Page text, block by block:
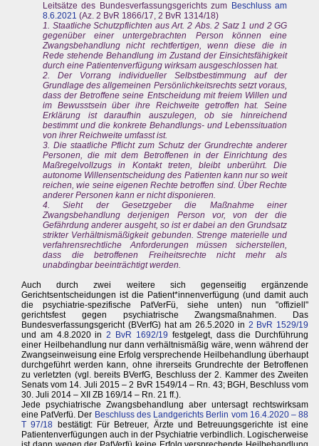
Leitsätze des Bundesverfassungsgerichts zum Beschluss am
8.6.2021 (Az. 2 BvR 1866/17, 2 BvR 1314/18)
1. Staatliche Schutzpflichten aus Art. 2 Abs. 2 Satz 1 und 2 GG
gegenüber einer untergebrachten Person können eine
Zwangsbehandlung nicht rechtfertigen, wenn diese die in
Rede stehende Behandlung im Zustand der Einsichtsfähigkeit
durch eine Patientenverfügung wirksam ausgeschlossen hat.
2. Der Vorrang individueller Selbstbestimmung auf der
Grundlage des allgemeinen Persönlichkeitsrechts setzt voraus,
dass der Betroffene seine Entscheidung mit freiem Willen und
im Bewusstsein über ihre Reichweite getroffen hat. Seine
Erklärung ist daraufhin auszulegen, ob sie hinreichend
bestimmt und die konkrete Behandlungs- und Lebenssituation
von ihrer Reichweite umfasst ist.
3. Die staatliche Pflicht zum Schutz der Grundrechte anderer
Personen, die mit dem Betroffenen in der Einrichtung des
Maßregelvollzugs in Kontakt treten, bleibt unberührt. Die
autonome Willensentscheidung des Patienten kann nur so weit
reichen, wie seine eigenen Rechte betroffen sind. Über Rechte
anderer Personen kann er nicht disponieren.
4. Sieht der Gesetzgeber die Maßnahme einer
Zwangsbehandlung derjenigen Person vor, von der die
Gefährdung anderer ausgeht, so ist er dabei an den Grundsatz
strikter Verhältnismäßigkeit gebunden. Strenge materielle und
verfahrensrechtliche Anforderungen müssen sicherstellen,
dass die betroffenen Freiheitsrechte nicht mehr als
unabdingbar beeinträchtigt werden.
Auch durch zwei weitere sich gegenseitig ergänzende
Gerichtsentscheidungen ist die Patient*innenverfügung (und damit auch
die psychiatrie-spezifische PatVerFü, siehe unten) nun "offiziell"
gerichtsfest gegen psychiatrische Zwangsmaßnahmen. Das
Bundesverfassungsgericht (BVerfG) hat am 26.5.2020 in 2 BvR 1529/19
und am 4.8.2020 in2 BvR 1692/19 festgelegt, dass die Durchführung
einer Heilbehandlung nur dann verhältnismäßig wäre, wenn während der
Zwangseinweisung eine Erfolg versprechende Heilbehandlung überhaupt
durchgeführt werden kann, ohne ihrerseits Grundrechte der Betroffenen
zu verletzten (vgl. bereits BVerfG, Beschluss der 2. Kammer des Zweiten
Senats vom 14. Juli 2015 – 2 BvR 1549/14 – Rn. 43; BGH, Beschluss vom
30. Juli 2014 – XII ZB 169/14 – Rn. 21 ff.).
Jede psychiatrische Zwangsbehandlung aber untersagt rechtswirksam
eine PatVerfü. Der Beschluss des Landgerichts Berlin vom 16.4.2020 – 88
T 97/18 bestätigt: Für Betreuer, Ärzte und Betreuungsgerichte ist eine
Patientenverfügungen auch in der Psychiatrie verbindlich. Logischerweise